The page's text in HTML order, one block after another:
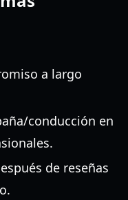
a largo
conducción en
de reseñas